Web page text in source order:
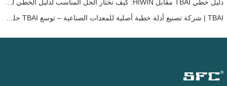
TBAI | شركة تصنيع أدلة خطية أصلية للمعدات الصناعية – توسع TBAI حلول الحركة الخطية المخصصة